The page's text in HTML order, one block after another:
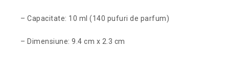
– Capacitate: 10 ml (140 pufuri de parfum)
– Dimensiune: 9.4 cm x 2.3 cm